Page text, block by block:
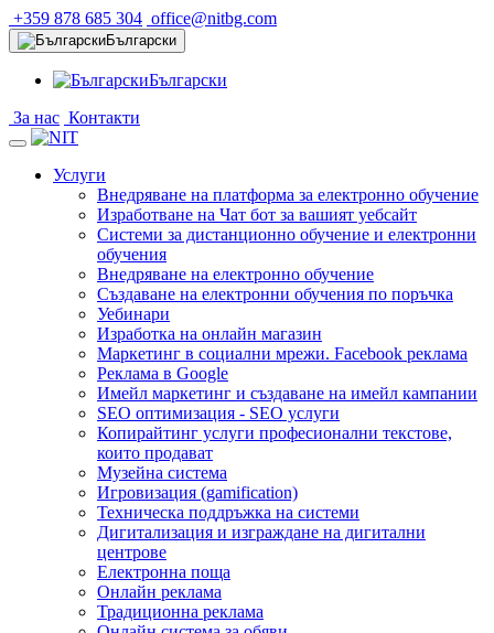
+359 878 685 304 office@nitbg.com
Български
Български
За нас Контакти
Услуги
Внедряване на платформа за електронно обучение
Изработване на Чат бот за вашият уебсайт
Системи за дистанционно обучение и електронни
обучения
Внедряване на електронно обучение
Създаване на електронни обучения по поръчка
Уебинари
Изработка на онлайн магазин
Маркетинг в социални мрежи. Facebook реклама
Реклама в Google
Имейл маркетинг и създаване на имейл кампании
SEO оптимизация - SEO услуги
Копирайтинг услуги професионални текстове,
които продават
Музейна система
Игровизация (gamification)
Техническа поддръжка на системи
Дигитализация и изграждане на дигитални
центрове
Електронна поща
Онлайн реклама
Традиционна реклама